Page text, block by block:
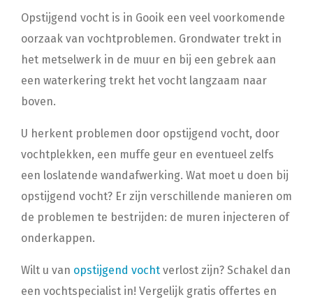
Opstijgend vocht is in Gooik een veel voorkomende
oorzaak van vochtproblemen. Grondwater trekt in
het metselwerk in de muur en bij een gebrek aan
een waterkering trekt het vocht langzaam naar
boven.
U herkent problemen door opstijgend vocht, door
vochtplekken, een muffe geur en eventueel zelfs
een loslatende wandafwerking. Wat moet u doen bij
opstijgend vocht? Er zijn verschillende manieren om
de problemen te bestrijden: de muren injecteren of
onderkappen.
Wilt u van opstijgend vocht verlost zijn? Schakel dan
een vochtspecialist in! Vergelijk gratis offertes en